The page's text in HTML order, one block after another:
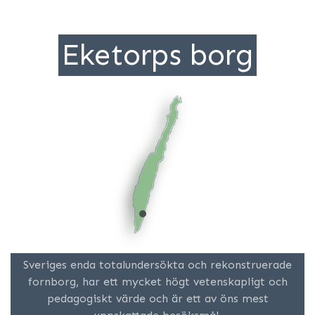
Eketorps borg
Sveriges enda totalundersökta och rekonstruerade
fornborg, har ett mycket högt vetenskapligt och
pedagogiskt värde och är ett av öns mest